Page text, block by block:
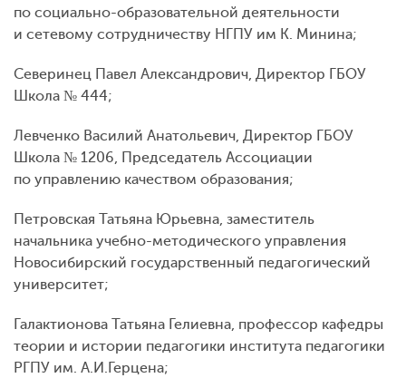
по социально-образовательной деятельности
и сетевому сотрудничеству НГПУ им К. Минина;
Северинец Павел Александрович, Директор ГБОУ
Школа № 444;
Левченко Василий Анатольевич, Директор ГБОУ
Школа № 1206, Председатель Ассоциации
по управлению качеством образования;
Петровская Татьяна Юрьевна, заместитель
начальника учебно-методического управления
Новосибирский государственный педагогический
университет;
Галактионова Татьяна Гелиевна, профессор кафедры
теории и истории педагогики института педагогики
РГПУ им. А.И.Герцена;